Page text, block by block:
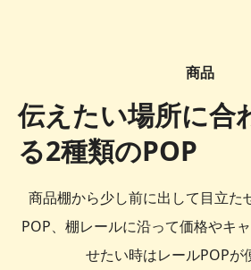
商品
伝えたい場所に合
る2種類のPOP
商品棚から少し前に出して目立た
POP、棚レールに沿って価格やキ
せたい時はレールPOPが